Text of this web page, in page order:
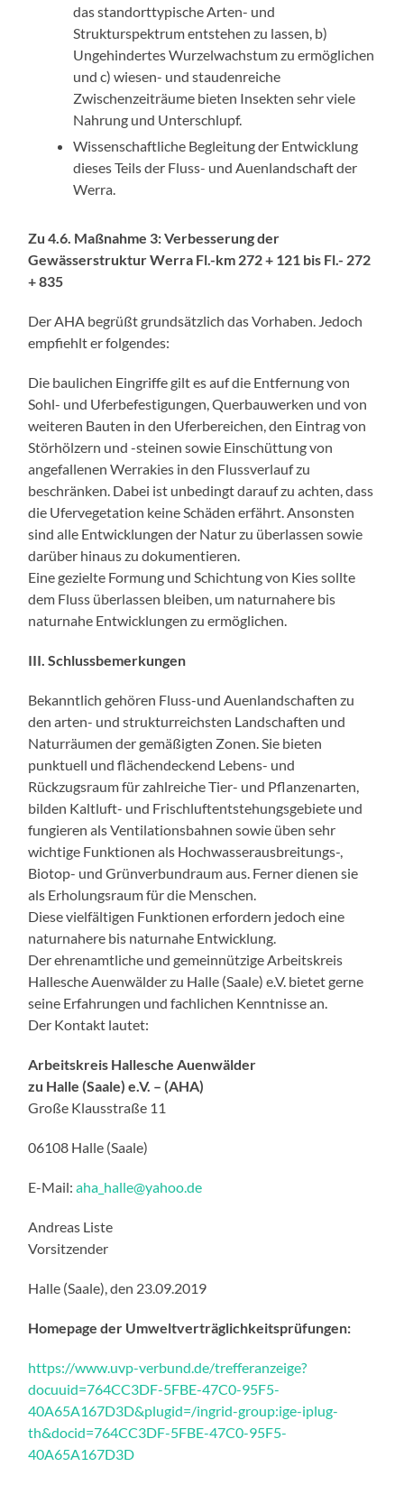
das standorttypische Arten- und
Strukturspektrum entstehen zu lassen, b)
Ungehindertes Wurzelwachstum zu ermöglichen
und c) wiesen- und staudenreiche
Zwischenzeiträume bieten Insekten sehr viele
Nahrung und Unterschlupf.
Wissenschaftliche Begleitung der Entwicklung
dieses Teils der Fluss- und Auenlandschaft der
Werra.
Zu 4.6. Maßnahme 3: Verbesserung der
Gewässerstruktur Werra Fl.-km 272 + 121 bis Fl.- 272
+ 835
Der AHA begrüßt grundsätzlich das Vorhaben. Jedoch
empfiehlt er folgendes:
Die baulichen Eingriffe gilt es auf die Entfernung von
Sohl- und Uferbefestigungen, Querbauwerken und von
weiteren Bauten in den Uferbereichen, den Eintrag von
Störhölzern und -steinen sowie Einschüttung von
angefallenen Werrakies in den Flussverlauf zu
beschränken. Dabei ist unbedingt darauf zu achten, dass
die Ufervegetation keine Schäden erfährt. Ansonsten
sind alle Entwicklungen der Natur zu überlassen sowie
darüber hinaus zu dokumentieren.
Eine gezielte Formung und Schichtung von Kies sollte
dem Fluss überlassen bleiben, um naturnahere bis
naturnahe Entwicklungen zu ermöglichen.
III. Schlussbemerkungen
Bekanntlich gehören Fluss-und Auenlandschaften zu
den arten- und strukturreichsten Landschaften und
Naturräumen der gemäßigten Zonen. Sie bieten
punktuell und flächendeckend Lebens- und
Rückzugsraum für zahlreiche Tier- und Pflanzenarten,
bilden Kaltluft- und Frischluftentstehungsgebiete und
fungieren als Ventilationsbahnen sowie üben sehr
wichtige Funktionen als Hochwasserausbreitungs-,
Biotop- und Grünverbundraum aus. Ferner dienen sie
als Erholungsraum für die Menschen.
Diese vielfältigen Funktionen erfordern jedoch eine
naturnahere bis naturnahe Entwicklung.
Der ehrenamtliche und gemeinnützige Arbeitskreis
Hallesche Auenwälder zu Halle (Saale) e.V. bietet gerne
seine Erfahrungen und fachlichen Kenntnisse an.
Der Kontakt lautet:
Arbeitskreis Hallesche Auenwälder
zu Halle (Saale) e.V. – (AHA)
Große Klausstraße 11
06108 Halle (Saale)
E-Mail:aha_halle@yahoo.de
Andreas Liste
Vorsitzender
Halle (Saale), den 23.09.2019
Homepage der Umweltverträglichkeitsprüfungen:
https://www.uvp-verbund.de/trefferanzeige?
docuuid=764CC3DF-5FBE-47C0-95F5-
40A65A167D3D&plugid=/ingrid-group:ige-iplug-
th&docid=764CC3DF-5FBE-47C0-95F5-
40A65A167D3D